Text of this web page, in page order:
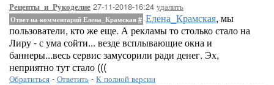
Рецепты_и_Рукоделие 27-11-2018-16:24 удалить
Ответ на комментарий Елена_Крамская # Елена_Крамская, мы
пользователи, кто же еще. А рекламы то столько стало на
Лиру - с ума сойти... везде всплывающие окна и
баннеры...весь сервис замусорили ради денег. Эх,
неприятно тут стало (((
Обратиться - Ответить - К полной версии